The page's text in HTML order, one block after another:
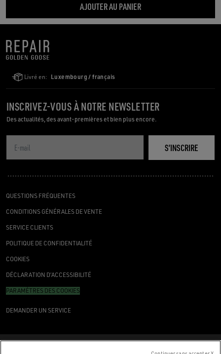
AJOUTER AU PANIER
Livré en: Luxembourg / français
QUESTIONS FRÉQUENTES
CONDITIONS GÉNÉRALES DE VENTE
SERVICE CLIENTS
POLITIQUE DE CONFIDENTIALITÉ
COOKIES
DÉCLARATION D’ACCESSIBILITÉ
PARAMÈTRES DES COOKIES
DEMANDER UN SERVICE
INSCRIVEZ-VOUS À NOTRE NEWSLETTER
Des actualités, des avant-premières et bien plus encore.
S’INSCRIRE